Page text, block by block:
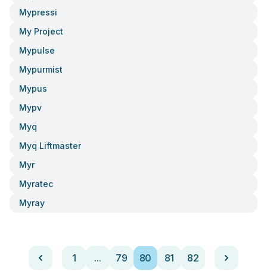
Mypressi
My Project
Mypulse
Mypurmist
Mypus
Mypv
Myq
Myq Liftmaster
Myr
Myratec
Myray
1 ... 79 80 81 82